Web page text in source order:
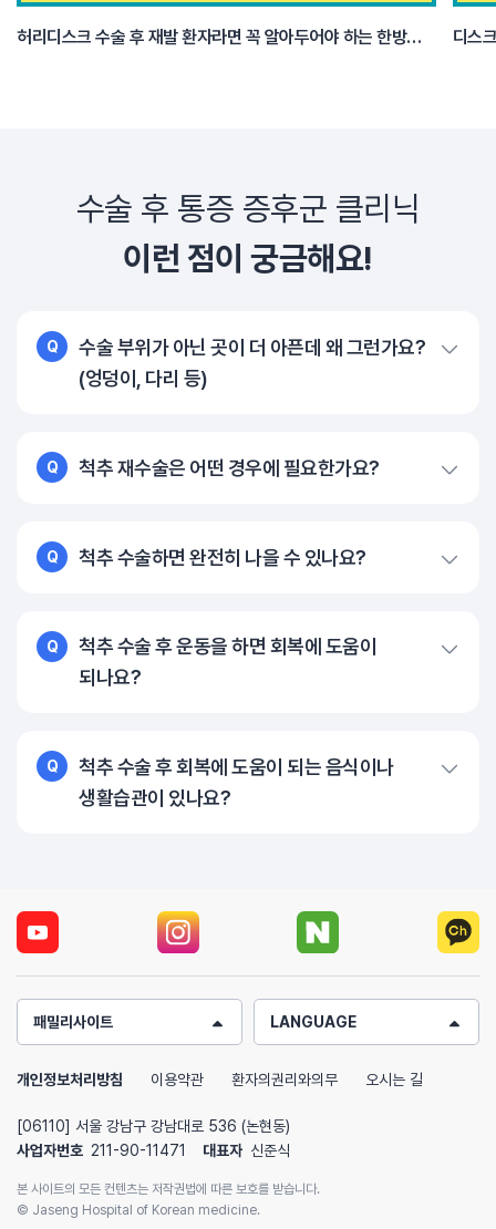
허리디스크 수술 후 재발 환자라면 꼭 알아두어야 하는 한방치료 3가지
수술 후 통증 증후군 클리닉
이런 점이 궁금해요!
Q
수술 부위가 아닌 곳이 더 아픈데 왜 그런가요?
(엉덩이, 다리 등)
Q 척추 재수술은 어떤 경우에 필요한가요?
Q 척추 수술하면 완전히 나을 수 있나요?
Q
척추 수술 후 운동을 하면 회복에 도움이
되나요?
Q
척추 수술 후 회복에 도움이 되는 음식이나
생활습관이 있나요?
패밀리사이트 LANGUAGE
개인정보처리방침 이용약관 환자의권리와의무 오시는 길
[06110] 서울 강남구 강남대로 536 (논현동)
사업자번호 211-90-11471 대표자 신준식
본 사이트의 모든 컨텐츠는 저작권법에 따른 보호를 받습니다.
© Jaseng Hospital of Korean medicine.